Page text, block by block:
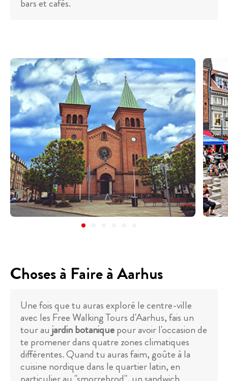
bars et cafés.
Choses à Faire à Aarhus
Une fois que tu auras exploré le centre-ville
avec les Free Walking Tours d'Aarhus, fais un
tour au jardin botaniquepour avoir l'occasion de
te promener dans quatre zones climatiques
différentes. Quand tu auras faim, goûte à la
cuisine nordique dans le quartier latin, en